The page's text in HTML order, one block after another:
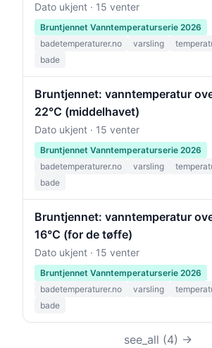
Dato ukjent · 15 venter
Bruntjennet Vanntemperaturserie 2026
badetemperaturer.no
varsling
bade
Bruntjennet: vanntemperatur
22°C (middelhavet)
Dato ukjent · 15 venter
Bruntjennet Vanntemperaturserie 2026
badetemperaturer.no
varsling
bade
Bruntjennet: vanntemperatur
16°C (for de tøffe)
Dato ukjent · 15 venter
Bruntjennet Vanntemperaturserie 2026
badetemperaturer.no
varsling
bade
see_all (4) →